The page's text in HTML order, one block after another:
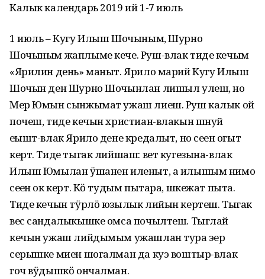
Калык календарь 2019 ий 1-7 июль
1 июль – Кугу Илыш Шочыным, Шурно
Шочыным жаплыме кече. Руш-влак тиде кечым
«Ярилин день» маныт. Ярило марий Кугу Илыш
Шочын ден Шурно Шочынлан лишыл улеш, но
Мер Юмын сынжымат ужаш лиеш. Руш калык ой
почеш, тиде кечын христиан-влакын шнуй
еҥышт-влак Ярило дене кредалыт, но сеҥен огыт
керт. Тиде тыгак лийшаш: вет кугезына-влак
Илыш Юмылан ӱшанен иленыт, а илышым нимо
сеҥен ок керт. Кӧ тудым пытара, шкежат пыта.
Тиде кечын тӱрлӧ юзылык лийын кертеш. Тыгак
вес сандалыкышке омса почылтеш. Тыглай
кечын ужаш лийдымым ужашлан тура эҥер
серышке миен шогалман да куэ воштыр-влак
гоч вӱдышкӧ ончалман.